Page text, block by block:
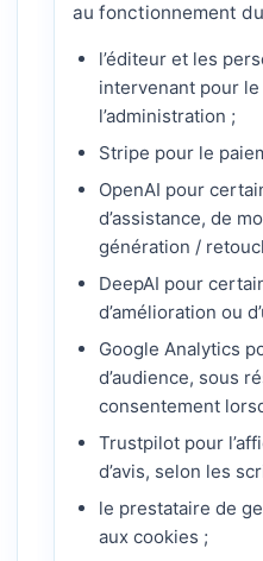
au fonctionnement
l’éditeur et les
intervenant pour
l’administration ;
Stripe pour le
OpenAI pour
d’assistance, de
génération /
DeepAI pour
d’amélioration ou
Google Analytics
d’audience, sous
consentement
Trustpilot pour
d’avis, selon les
le prestataire de
aux cookies ;